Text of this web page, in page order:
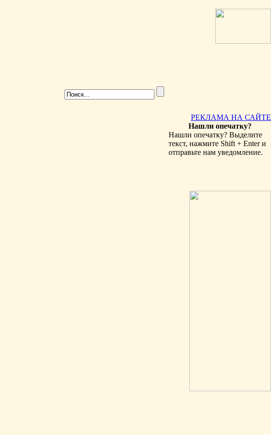
РЕКЛАМА НА САЙТЕ
Нашли опечатку?
Нашли опечатку? Выделите
текст, нажмите Shift + Enter и
отправьте нам уведомление.